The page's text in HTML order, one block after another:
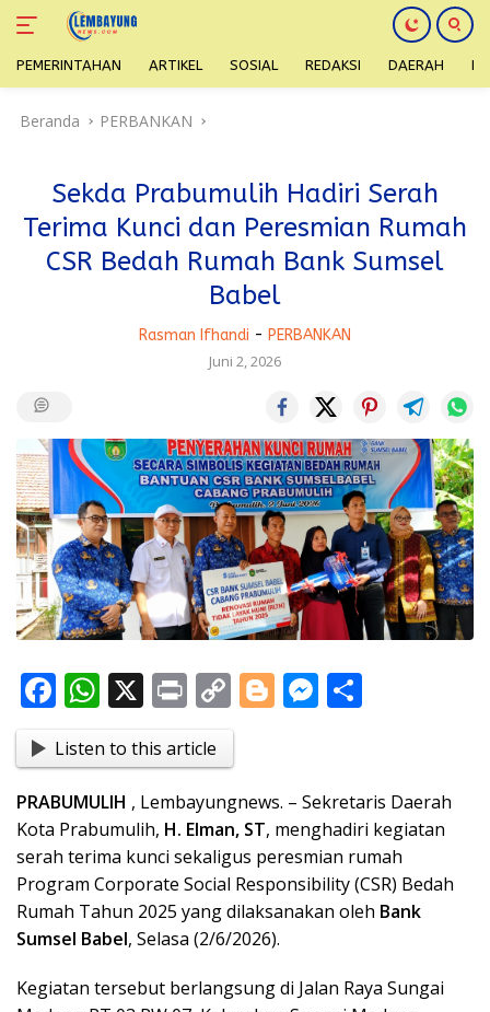
PEMERINTAHAN ARTIKEL SOSIAL REDAKSI DAERAH
Beranda PERBANKAN
Sekda Prabumulih Hadiri Serah
Terima Kunci dan Peresmian Rumah
CSR Bedah Rumah Bank Sumsel
Babel
Rasman Ifhandi - PERBANKAN
Juni 2, 2026
F
e
b
o
o
k
W
at
s
A
p
p
X Pr
t
C
o
p
y
Li
n
k
Bl
g
er
M
e
n
g
er
e
Listen to this article
PRABUMULIH , Lembayungnews. – Sekretaris Daerah
Kota Prabumulih, H. Elman, ST, menghadiri kegiatan
serah terima kunci sekaligus peresmian rumah
Program Corporate Social Responsibility (CSR) Bedah
Rumah Tahun 2025 yang dilaksanakan oleh Bank
Sumsel Babel, Selasa (2/6/2026).
Kegiatan tersebut berlangsung di Jalan Raya Sungai